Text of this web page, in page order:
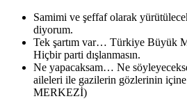
Samimi ve şeffaf olarak
diyorum.
Tek şartım var… Türkiye Büyük
Hiçbir parti dışlanmasın.
Ne yapacaksam… Ne
aileleri ile gazilerin gözlerinin
MERKEZİ)